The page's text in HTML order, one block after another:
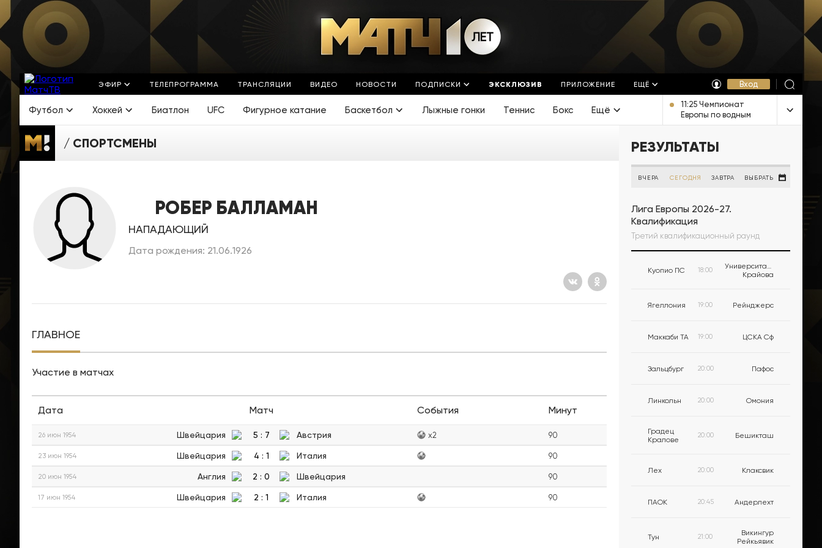
ЭФИР ТЕЛЕПРОГРАММА ТРАНСЛЯЦИИ ВИДЕО НОВОСТИ ПОДПИСКИ ЭКСКЛЮЗИВ ПРИЛОЖЕНИЕ ЕЩЁ Вход
Футбол Хоккей Биатлон UFC Фигурное катание Баскетбол Лыжные гонки Теннис Бокс Ещё
11:25 Чемпионат
Европы по водным
видам спорта. Прыжки
Вышка. Прямая
Франции
СПОРТСМЕНЫ
РОБЕР БАЛЛАМАН
НАПАДАЮЩИЙ
Дата рождения: 21.06.1926
ГЛАВНОЕ
Участие в матчах
Дата Матч События Минут
26 июн 1954 Швейцария 5 : 7 Австрия x2 90
23 июн 1954 Швейцария 4 : 1 Италия 90
20 июн 1954 Англия 2 : 0 Швейцария 90
17 июн 1954 Швейцария 2 : 1 Италия 90
РЕЗУЛЬТАТЫ
ВЧЕРА СЕГОДНЯ ЗАВТРА ВЫБРАТЬ
Лига Европы 2026-27.
Квалификация
Третий квалификационный раунд
Куопио ПС 18:00
Университатя
Крайова
Ягеллония 19:00 Рейнджерс
Маккаби ТА 19:00 ЦСКА Сф
Зальцбург 20:00 Пафос
Линкольн 20:00 Омония
Градец
Кралове
20:00 Бешикташ
Лех 20:00 Клаксвик
ПАОК 20:45 Андерлехт
Тун 21:00
Викингур
Рейкьявик